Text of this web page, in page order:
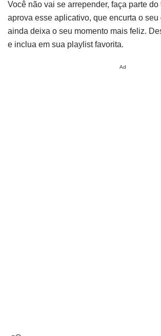
Você não vai se arrepender, faça parte
aprova esse aplicativo, que encurta o seu
ainda deixa o seu momento mais feliz.
e inclua em sua playlist favorita.
Ad